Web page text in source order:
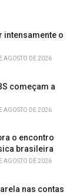
intensamente o
AGOSTO DE 2026
começam a
AGOSTO DE 2026
o encontro
brasileira
AGOSTO DE 2026
nas contas